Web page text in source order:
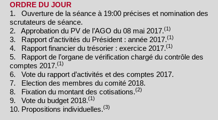
ORDRE DU JOUR
1. Ouverture de la séance à 19:00 précises et nomination des
scrutateurs de séance.
2. Approbation du PV de l’AGO du 08 mai 2017.(1)
3. Rapport d’activités du Président : année 2017.(1)
4. Rapport financier du trésorier : exercice 2017.(1)
5. Rapport de l’organe de vérification chargé du contrôle des
comptes 2017.(1)
6. Vote du rapport d’activités et des comptes 2017.
7. Election des membres du comité 2018.
8. Fixation du montant des cotisations.(2)
9. Vote du budget 2018.(1)
10. Propositions individuelles.(3)